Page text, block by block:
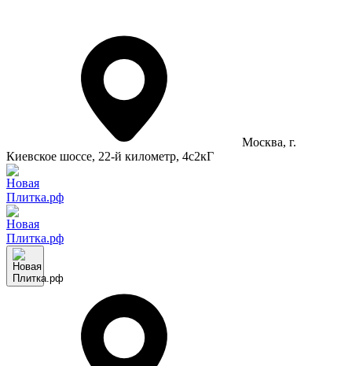
Москва, г.
Киевское шоссе, 22-й километр, 4с2кГ